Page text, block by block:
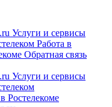
Услуги и сервисы
Работа в
Обратная связь
Услуги и сервисы
Ростелекоме